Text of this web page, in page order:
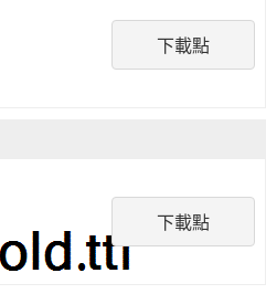
下載點
下載點